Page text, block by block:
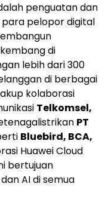
penguatan dan
pelopor digital
di
lebih dari 300
di berbagai
kolaborasi
Telkomsel,
PT
Bluebird, BCA,
Huawei Cloud
bertujuan
AI disemua